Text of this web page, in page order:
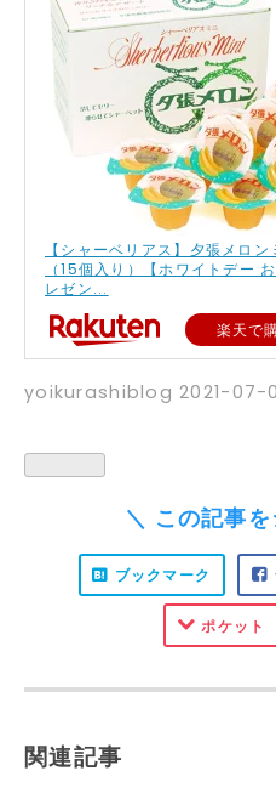
【シャーベリアス】夕張メロン
（15個入り）【ホワイトデー
レゼン...
楽天で
yoikurashiblog 2021-07-
関連記事
＼ この記事
ブックマーク
ポケット